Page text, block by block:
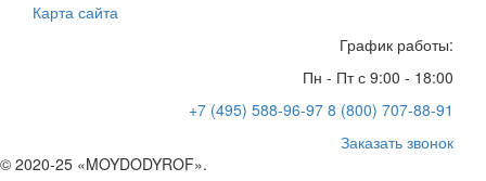
Карта сайта
График работы:
Пн - Пт с 9:00 - 18:00
+7 (495) 588-96-97 8 (800) 707-88-91
Заказать звонок
© 2020-25 «MOYDODYROF».